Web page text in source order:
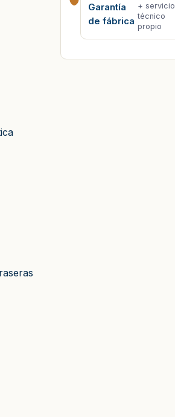
Garantía
de fábrica
+ servicio
técnico
propio